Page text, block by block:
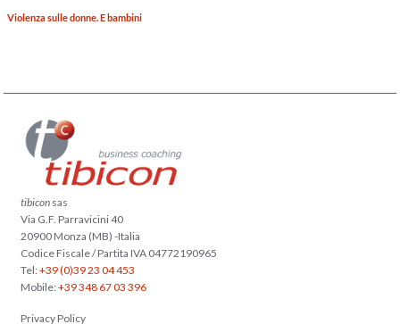
Violenza sulle donne. E bambini
tibicon sas
Via G.F. Parravicini 40
20900 Monza (MB) -Italia
Codice Fiscale / Partita IVA 04772190965
Tel:+39 (0)39 23 04 453
Mobile:+39 348 67 03 396
Privacy Policy